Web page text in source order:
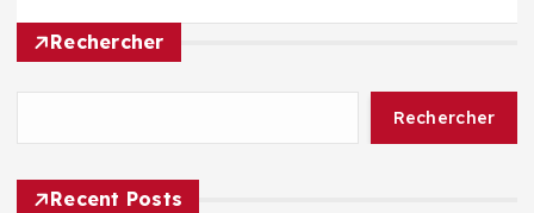
Rechercher
Rechercher
Recent Posts